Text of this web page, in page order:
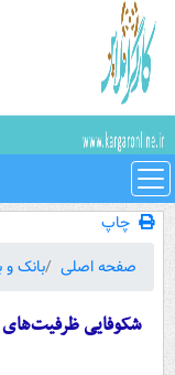
چاپ
صفحه اصلی
بانک و
شکوفایی ظرفیت‌های